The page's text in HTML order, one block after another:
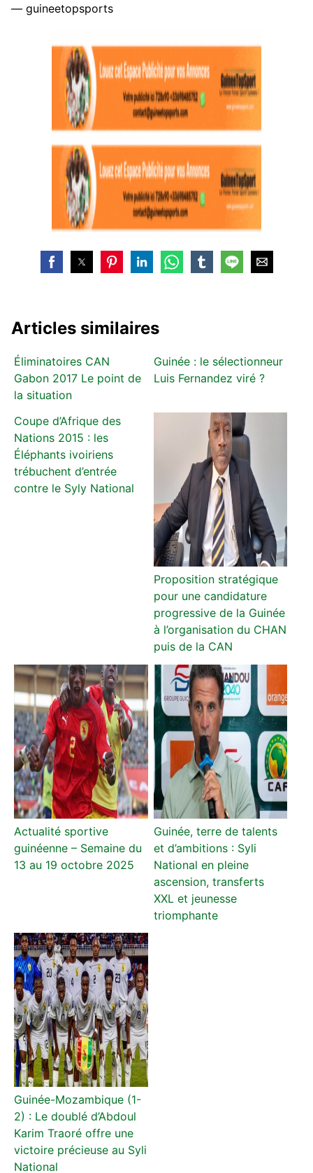
— guineetopsports
Articles similaires
Éliminatoires CAN
Gabon 2017 Le point de
la situation
Guinée : le sélectionneur
Luis Fernandez viré ?
Coupe d’Afrique des
Nations 2015 : les
Éléphants ivoiriens
trébuchent d’entrée
contre le Syly National
Proposition stratégique
pour une candidature
progressive de la Guinée
à l’organisation du CHAN
puis de la CAN
Actualité sportive
guinéenne – Semaine du
13 au 19 octobre 2025
Guinée, terre de talents
et d’ambitions : Syli
National en pleine
ascension, transferts
XXL et jeunesse
triomphante
Guinée-Mozambique (1-
2) : Le doublé d’Abdoul
Karim Traoré offre une
victoire précieuse au Syli
National